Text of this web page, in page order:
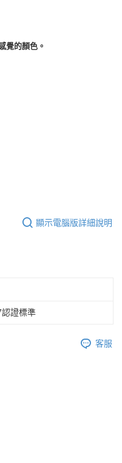
覺的顏色。
顯示電腦版詳細說明
證標準
客服